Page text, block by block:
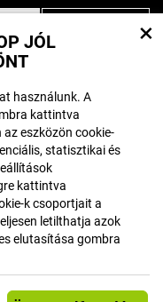
JÓL
használunk. A
kattintva
az eszközön cookie-
statisztikai és
kattintva
k csoportjait a
letilthatja azok
elutasítása gombra
×
s.r.o.